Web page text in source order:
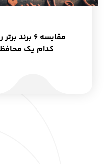
مقایسه ۶
کدام یک